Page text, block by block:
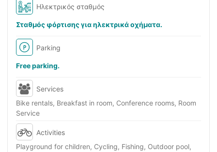
Ηλεκτρικός σταθμός
Σταθμός φόρτισης για ηλεκτρικά οχήματα.
Parking
Free parking.
Services
Bike rentals, Breakfast in room, Conference rooms, Room
Service
Activities
Playground for children, Cycling, Fishing, Outdoor pool,